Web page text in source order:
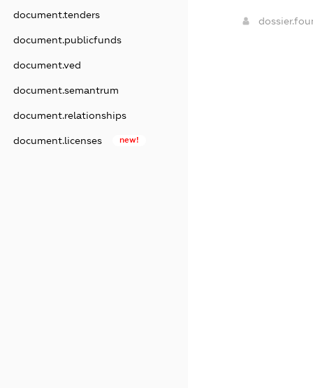
document.tenders
document.publicfunds
document.ved
document.semantrum
document.relationships
document.licenses new!